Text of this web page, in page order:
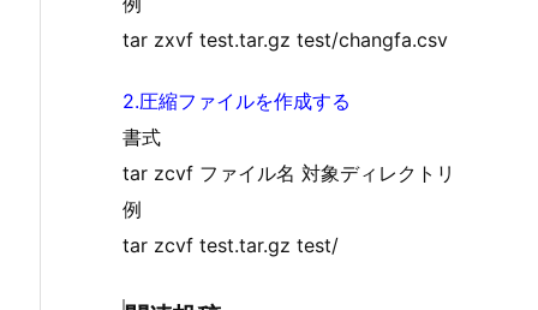
tar zxvf test.tar.gz test/changfa.csv
2.圧縮ファイルを作成する
書式
tar zcvf ファイル名 対象ディレクトリ
例
tar zcvf test.tar.gz test/